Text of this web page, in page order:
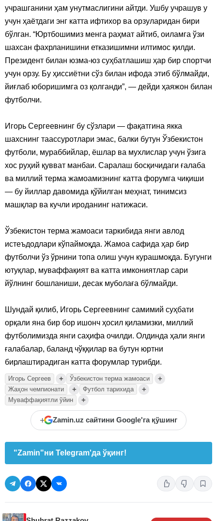
учрашганини ҳам унутмаслигини айтди. Ушбу учрашув у
учун ҳаётдаги энг катта ифтихор ва орзуларидан бири
бўлган. “Юртбошимиз менга раҳмат айтиб, оиламга ўзи
шахсан фахрланишини етказишимни илтимос қилди.
Президент билан юзма-юз суҳбатлашиш ҳар бир спортчи
учун орзу. Бу ҳиссиётни сўз билан ифода этиб бўлмайди,
йиғлаб юборишимга оз қолганди”, — дейди ҳаяжон билан
футболчи.
Игорь Сергеевнинг бу сўзлари — фақатгина якка
шахснинг таассуротлари эмас, балки бутун Ўзбекистон
футболи, мураббийлар, ёшлар ва мухлислар учун ўзига
хос руҳий қувват манбаи. Саралаш босқичидаги ғалаба
ва миллий терма жамоамизнинг катта форумга чиқиши
— бу йиллар давомида қўйилган меҳнат, тинимсиз
машқлар ва кучли ироданинг натижаси.
Ўзбекистон терма жамоаси таркибида янги авлод
истеъдодлари кўпаймоқда. Жамоа сафида ҳар бир
футболчи ўз ўрнини топа олиш учун курашмоқда. Бугунги
ютуқлар, муваффақият ва катта имкониятлар сари
йўлнинг бошланиши, десак муболаға бўлмайди.
Шундай қилиб, Игорь Сергеевнинг самимий суҳбати
орқали яна бир бор ишонч ҳосил қиламизки, миллий
футболимизда янги саҳифа очилди. Олдинда ҳали янги
ғалабалар, баланд чўққилар ва бутун юртни
бирлаштирадиган катта форумлар турибди.
Игорь Сергеев + Ўзбекистон терма жамоаси +
Жаҳон чемпионати + Футбол тарихида +
Муваффақиятли ўйин +
+ Zamin.uz сайтини Google'га қўшинг
"Zamin"ни Telegram'да ўқинг!